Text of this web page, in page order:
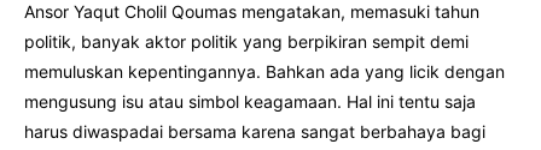
Ansor Yaqut Cholil Qoumas mengatakan, memasuki tahun
politik, banyak aktor politik yang berpikiran sempit demi
memuluskan kepentingannya. Bahkan ada yang licik dengan
mengusung isu atau simbol keagamaan. Hal ini tentu saja
harus diwaspadai bersama karena sangat berbahaya bagi